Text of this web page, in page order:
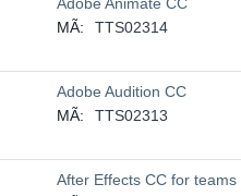
MÃ:
TTS02314
Adobe Audition CC
MÃ:
TTS02313
After Effects CC for teams